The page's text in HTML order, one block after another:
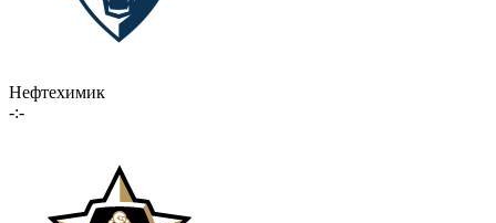
Нефтехимик
-:-